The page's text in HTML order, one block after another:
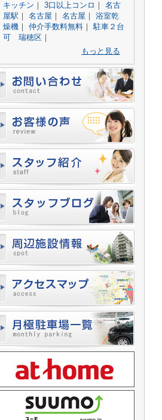
キッチン ｜ 3口以上コンロ ｜ 名古
屋駅 ｜ 名古屋 ｜ 名古屋 ｜ 浴室乾
燥機 ｜ 仲介手数料無料 ｜駐車２台
可 瑞穂区 ｜
もっと見る